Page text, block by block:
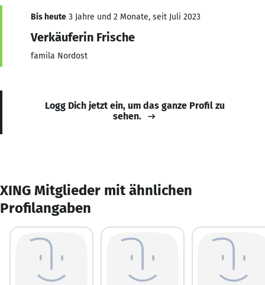
Bis heute 3 Jahre und 2 Monate, seit Juli 2023
Verkäuferin Frische
famila Nordost
Logg Dich jetzt ein, um das ganze Profil zu
sehen.
XING Mitglieder mit ähnlichen
Profilangaben